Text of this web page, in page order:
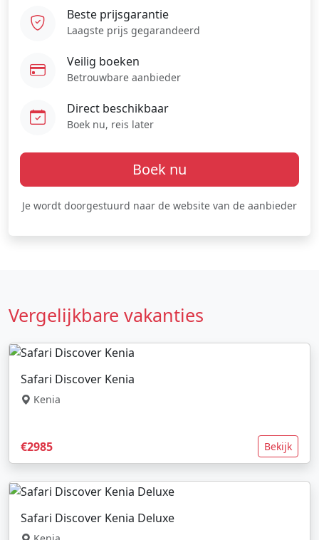
Beste prijsgarantie
Laagste prijs gegarandeerd
Veilig boeken
Betrouwbare aanbieder
Direct beschikbaar
Boek nu, reis later
Boek nu
Je wordt doorgestuurd naar de website van de aanbieder
Vergelijkbare vakanties
Safari Discover Kenia
Kenia
€2985 Bekijk
Safari Discover Kenia Deluxe